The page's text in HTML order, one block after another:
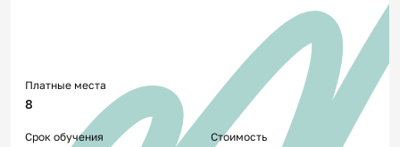
Платные места
8
Срок обучения Стоимость